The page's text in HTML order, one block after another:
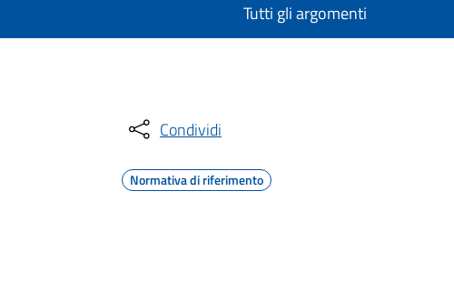
Tutti gli argomenti
Condividi
Normativa di riferimento